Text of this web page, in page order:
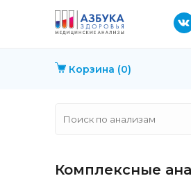
Корзина (0)
Комплексные